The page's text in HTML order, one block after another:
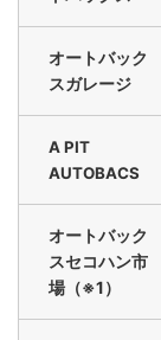
オートバック
スガレージ
A PIT
AUTOBACS
オートバック
スセコハン市
場（※1）